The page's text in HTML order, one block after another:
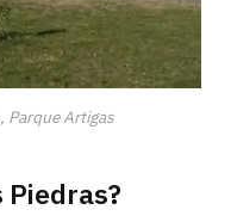
Parque Artigas
Piedras?